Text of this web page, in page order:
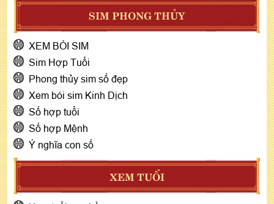
SIM PHONG THỦY
XEM BÓI SIM
Sim Hợp Tuổi
Phong thủy sim số đẹp
Xem bói sim Kinh Dịch
Số hợp tuổi
Số hợp Mệnh
Ý nghĩa con số
XEM TUỔI